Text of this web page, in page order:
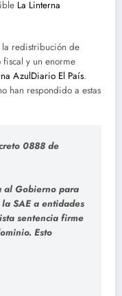
La Linterna
la redistribución de
y un enorme
AzulDiario El País.
han respondido a estas
0888 de
al Gobierno para
SAE a entidades
sentencia firme
Esto